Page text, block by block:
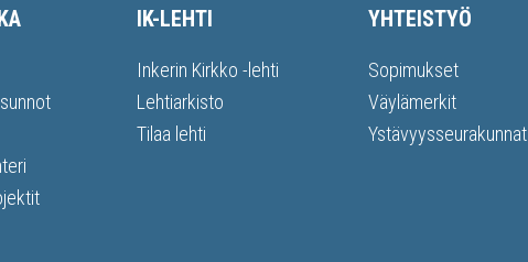
IK-LEHTI
Inkerin Kirkko -lehti
Lehtiarkisto
Tilaa lehti
YHTEISTYÖ
Sopimukset
Väylämerkit
Ystävyysseurakunnat